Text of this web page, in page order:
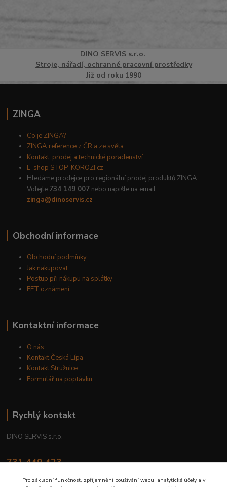
DINO SERVISs.r.o.
Stroje, nářadí, ochranné pracovní prostředky
Již od roku 1990
ZINGA
Co je ZINGA?
ZINGA reference z ČR a ze světa
Kontakt: prodej a technické poradenství
E-shop STOP-KOROZI.cz
Hledáme prodejce pro regionální prodej produktů ZINGA.
Volejte 734 149 007 nebo napište na email:
zinga@dinoservis.cz
Obchodní informace
Obchodní podmínky
Jak nakupovat
Postup při nákupu na splátky
EET oznámení
Kontaktní informace
O nás
Kontakt Česká Lípa
Kontakt Stružnice
Formulář na poptávku
Rychlý kontakt
DINO SERVIS s.r.o.
731 449 423
Pro základní funkčnost, zpříjemnění používání webu, analytické účely a v